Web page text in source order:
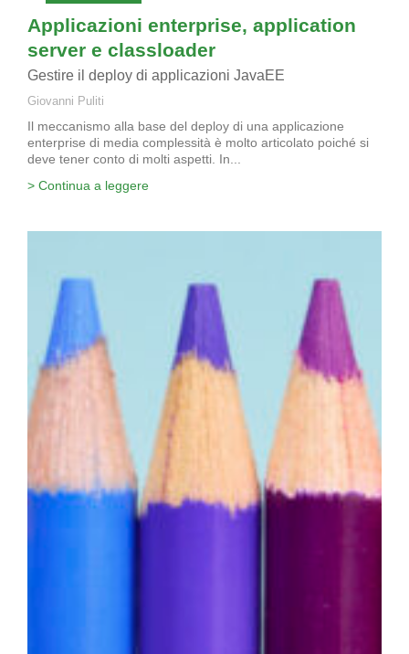
Applicazioni enterprise, application
server e classloader
Gestire il deploy di applicazioni JavaEE
Giovanni Puliti
Il meccanismo alla base del deploy di una applicazione
enterprise di media complessità è molto articolato poiché si
deve tener conto di molti aspetti. In...
> Continua a leggere